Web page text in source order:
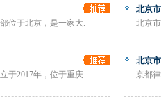
位于北京，是一家大.
北京
北京
于2017年，位于重庆.
北京
京都